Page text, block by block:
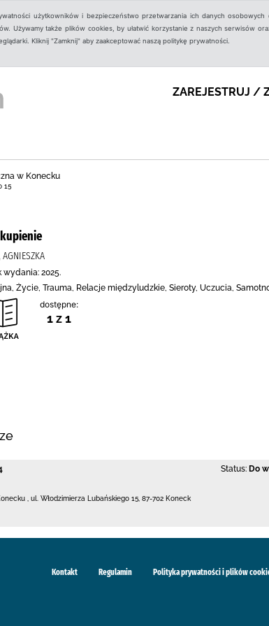
użytkowników i bezpieczeństwo przetwarzania ich danych
Używamy także plików cookies, by ułatwić korzystanie z naszych serwisów
Kliknij "Zamknij" aby zaakceptować naszą politykę prywatności.
ZAREJESTRUJ /
w Konecku
15
AGNIESZKA
wydania: 2025.
Życie, Trauma, Relacje międzyludzkie, Sieroty, Uczucia,
dostępne:
1 z 1
Status: Do
ul. Włodzimierza Lubańskiego 15 87-702 Koneck
Kontakt Regulamin Polityka prywatności i plików